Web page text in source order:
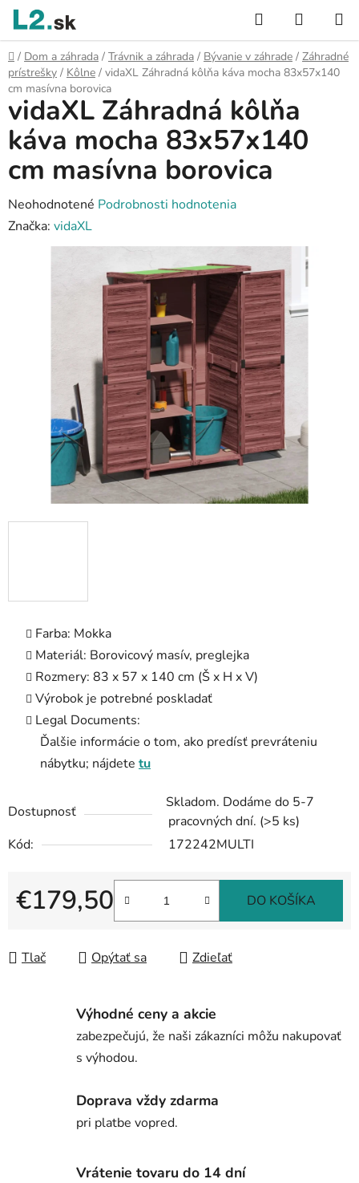
Prejsť
obsah
Hľadať
KOŠÍK
Domov
/ Dom a záhrada / Trávnik a záhrada / Bývanie v záhrade / Záhradné
prístrešky / Kôlne / vidaXL Záhradná kôlňa káva mocha 83x57x140
cm masívna borovica
Farba: Mokka
Materiál: Borovicový masív, preglejka
Rozmery: 83 x 57 x 140 cm (Š x H x V)
Výrobok je potrebné poskladať
Legal Documents:
Ďalšie informácie o tom, ako predísť prevráteniu
nábytku; nájdete tu
Dostupnosť
Skladom. Dodáme do 5-7
pracovných dní. (>5 ks)
Kód:
172242MULTI
€179,50 DO KOŠÍKA
Tlač Opýtať sa Zdieľať
vidaXL Záhradná kôlňa
káva mocha 83x57x140
cm masívna borovica
Priemerné
hodnotenie
produktu
Neohodnotené Podrobnosti hodnotenia
Značka: vidaXL
Výhodné ceny a akcie
zabezpečujú, že naši zákazníci môžu nakupovať
s výhodou.
Doprava vždy zdarma
pri platbe vopred.
Vrátenie tovaru do 14 dní